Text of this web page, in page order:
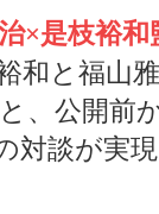
×是枝裕
和と福山
、公開前
対談が実